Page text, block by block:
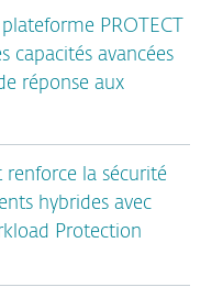
PROTECT
capacités avancées
réponse aux
renforce la sécurité
hybrides avec
Protection